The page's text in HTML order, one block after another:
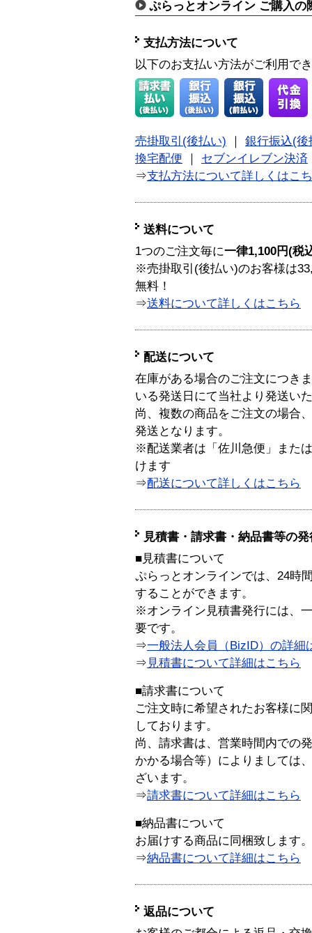
ぷらっとオンライン ご購入の
支払方法について
以下のお支払い方法がご利用で
売掛取引(後払い)
銀行振込(後
換宅配便
セブンイレブン決済
⇒支払方法について詳しくはこ
送料について
1つのご注文毎に一律1,100円(税
※売掛取引(後払い)のお客様は
無料！
⇒送料について詳しくはこちら
配送について
在庫がある場合のご注文につき
いる発送日にて当社より発送い
尚、複数の商品をご注文の場合
発送となります。
※配送業者は「佐川急便」また
けます
⇒配送について詳しくはこちら
見積書・請求書・納品書等の
■見積書について
ぷらっとオンラインでは、24時
することができます。
※オンライン見積書発行には、
要です。
⇒一般法人会員（BizID）の詳細
⇒ 見積書について詳細はこちら
■請求書について
ご注文時に希望されたお客様に
しております。
尚、請求書は、営業時間内での
かかる場合等）によりましては
ざいます。
⇒請求書について詳細はこちら
■納品書について
お届けする商品に同梱致します。
⇒納品書について詳細はこちら
返品について